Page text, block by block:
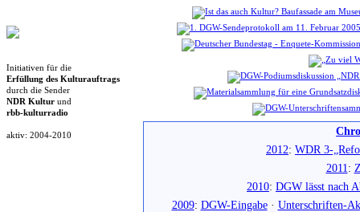
Initiativen für die
Erfüllung des Kulturauftrags
durch die Sender
NDR Kultur und
rbb-kulturradio
aktiv: 2004-2010
2012: WDR 3-
2011:
2010: DGW lässt nach
2009: DGW-Eingabe· Unterschriften-